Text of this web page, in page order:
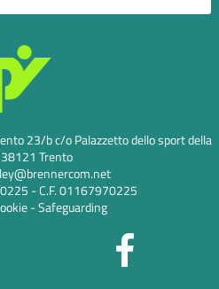
23/b c/o Palazzetto dello sport della
Trento
- C.F. 01167970225
-Safeguarding